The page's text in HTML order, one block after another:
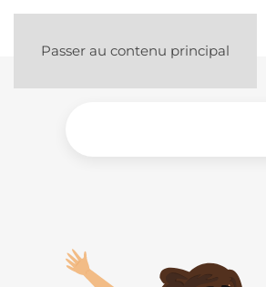
Passer au contenu principal